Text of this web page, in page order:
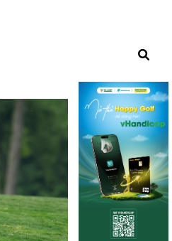
Những kiểu